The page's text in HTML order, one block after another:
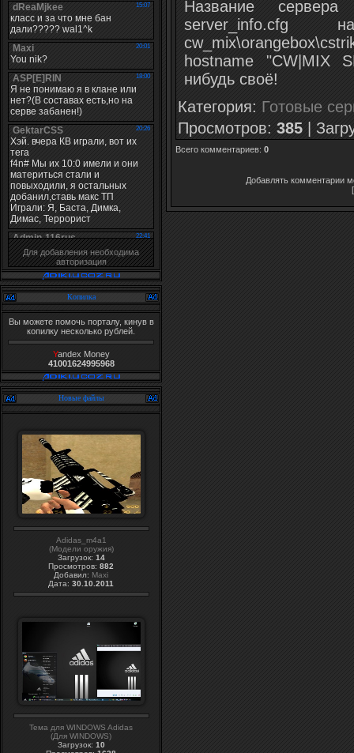
Для добавления необходима
авторизация
Копилка
Вы можете помочь порталу, кинув в
копилку несколько рублей.
Yandex Money
41001624995968
Новые файлы
Adidas_m4a1
(Модели оружия)
Загрузок: 14
Просмотров: 882
Добавил: Maxi
Дата: 30.10.2011
Тема для WINDOWS Adidas
(Для WINDOWS)
Загрузок: 10
Название
server_info.cfg
hostname "CW|MIX
нибудь своё!
Категория: Готовые
Просмотров: 385
Всего комментариев: 0
Добавлять комментарии